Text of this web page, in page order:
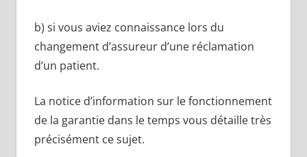
b) si vous aviez connaissance lors du
changement d’assureur d’une réclamation
d’un patient.
La notice d’information sur le fonctionnement
de la garantie dans le temps vous détaille très
précisément ce sujet.